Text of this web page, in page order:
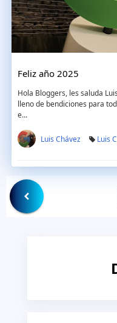
Feliz año 2025
Hola Bloggers, les saluda
lleno de bendiciones para
e...
Luis Chávez Luis